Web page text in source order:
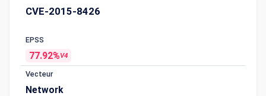
CVE-2015-8426
EPSS
77.92%V4
Vecteur
Network